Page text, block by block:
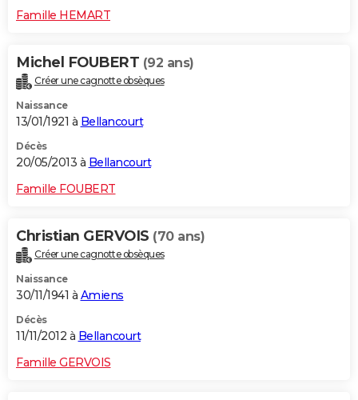
Famille HEMART
Michel FOUBERT (92 ans)
Créer une cagnotte obsèques
Naissance
13/01/1921 à Bellancourt
Décès
20/05/2013 à Bellancourt
Famille FOUBERT
Christian GERVOIS (70 ans)
Créer une cagnotte obsèques
Naissance
30/11/1941 à Amiens
Décès
11/11/2012 à Bellancourt
Famille GERVOIS